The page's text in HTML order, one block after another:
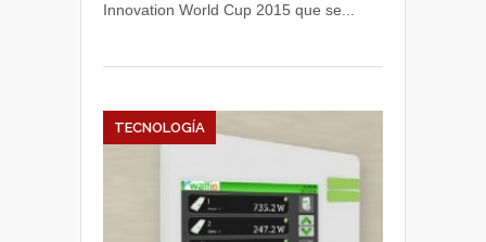
World
Innovation World Cup 2015 que se...
TECNOLOGÍA